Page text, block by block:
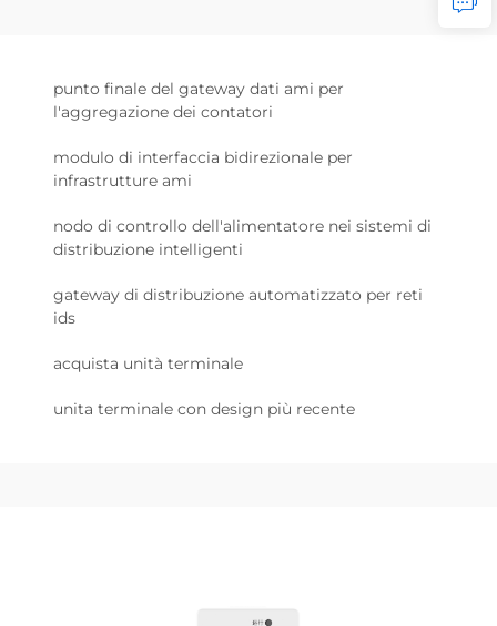
punto finale del gateway dati ami per
l'aggregazione dei contatori
modulo di interfaccia bidirezionale per
infrastrutture ami
nodo di controllo dell'alimentatore nei sistemi di
distribuzione intelligenti
gateway di distribuzione automatizzato per reti
ids
acquista unità terminale
unita terminale con design più recente